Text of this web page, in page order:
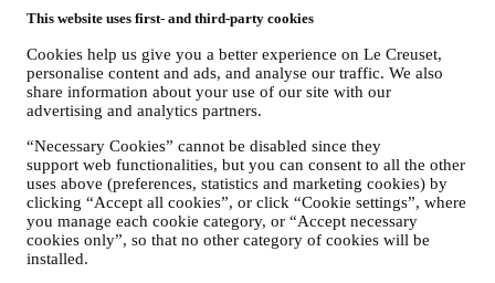
This website uses first- and third-party cookies
Cookies help us give you a better experience on Le Creuset,
personalise content and ads, and analyse our traffic. We also
share information about your use of our site with our
advertising and analytics partners.
“Necessary Cookies” cannot be disabled since they
support web functionalities, but you can consent to all the other
uses above (preferences, statistics and marketing cookies) by
clicking “Accept all cookies”, or click “Cookie settings”, where
you manage each cookie category, or “Accept necessary
cookies only”, so that no other category of cookies will be
installed.
van de Website. Afmelden: U kunt het ontvangen van onze
marketingcommunicatie of updates te allen tijde kosteloos
stopzetten via de methoden die bij de communicatie worden
weergegeven (om u bijvoorbeeld af te melden voor de
nieuwsbrief kunt u klikken op de afmeldlink onderaan elke e-
uw marketingvoorkeuren beheren. Als u onze
marketingactiviteiten wilt stopzetten, kunt u in ieder geval een
e-mail sturen naarprivacy@lecreuset.com. Wij zullen uw
afmelding zo spoedig mogelijk verwerken, maar in sommige
gevallen kunt u nog enkele berichten ontvangen totdat de
afmelding volledig is verwerkt.
Weet dat wij uw contactgegevens en andere